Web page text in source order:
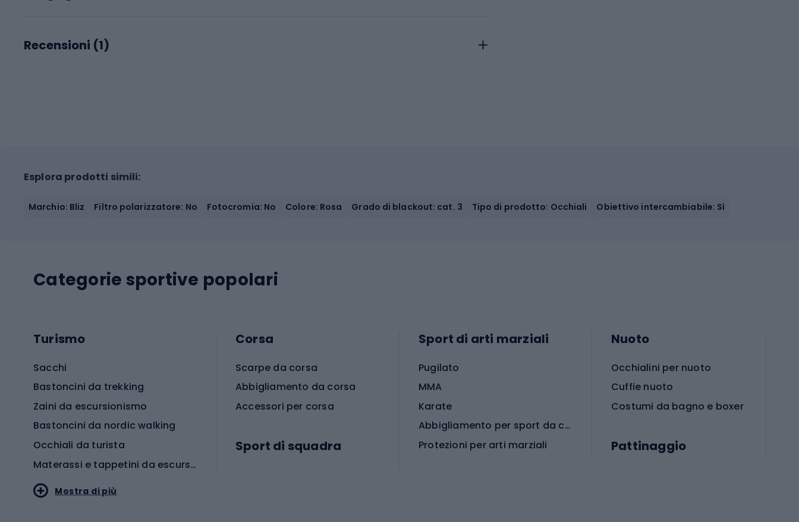
Recensioni (1)
Esplora prodotti simili:
Marchio: Bliz Filtro polarizzatore: No Fotocromia: No Colore: Rosa Grado di blackout: cat. 3 Tipo di prodotto: Occhiali Obiettivo intercambiabile: Sì
Categorie sportive popolari
Turismo
Sacchi
Bastoncini da trekking
Zaini da escursionismo
Bastoncini da nordic walking
Occhiali da turista
Materassi e tappetini da escursionismo
Corsa
Scarpe da corsa
Abbigliamento da corsa
Accessori per corsa
Sport di squadra
Sport di arti marziali
Pugilato
MMA
Karate
Abbigliamento per sport da combattimento
Protezioni per arti marziali
Nuoto
Occhialini per nuoto
Cuffie nuoto
Costumi da bagno e boxer
Pattinaggio
Mostra di più